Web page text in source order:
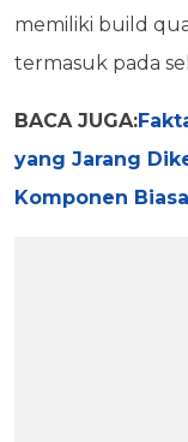
memiliki build
termasuk pada
BACA JUGA:
yang Jarang
Komponen Biasa